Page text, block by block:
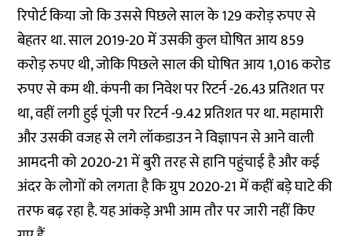
रिपोर्ट किया जो कि उससे पिछले साल के 129 करोड़ रुपए से
बेहतर था. साल 2019-20 में उसकी कुल घोषित आय 859
करोड़ रुपए थी, जोकि पिछले साल की घोषित आय 1,016 करोड
रुपए से कम थी. कंपनी का निवेश पर रिटर्न -26.43 प्रतिशत पर
था, वहीं लगी हुई पूंजी पर रिटर्न -9.42 प्रतिशत पर था. महामारी
और उसकी वजह से लगे लॉकडाउन ने विज्ञापन से आने वाली
आमदनी को 2020-21 में बुरी तरह से हानि पहुंचाई है और कई
अंदर के लोगों को लगता है कि ग्रुप 2020-21 में कहीं बड़े घाटे की
तरफ बढ़ रहा है. यह आंकड़े अभी आम तौर पर जारी नहीं किए